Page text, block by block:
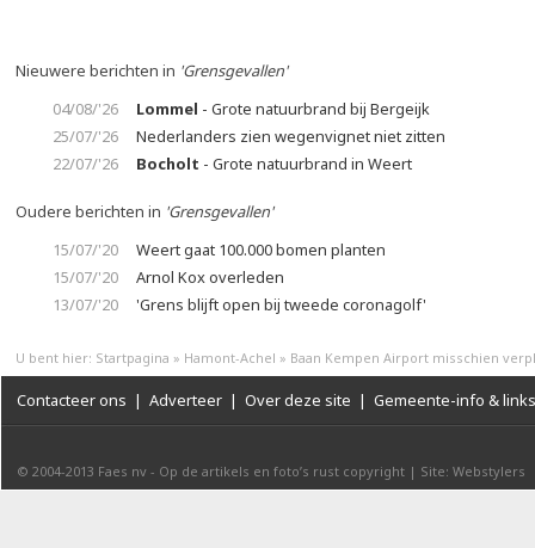
Nieuwere berichten in 'Grensgevallen'
04/08/'26
Lommel - Grote natuurbrand bij Bergeijk
25/07/'26
Nederlanders zien wegenvignet niet zitten
22/07/'26
Bocholt - Grote natuurbrand in Weert
Oudere berichten in 'Grensgevallen'
15/07/'20
Weert gaat 100.000 bomen planten
15/07/'20
Arnol Kox overleden
13/07/'20
'Grens blijft open bij tweede coronagolf'
U bent hier: Startpagina » Hamont-Achel » Baan Kempen Airport misschien
Contacteer ons | Adverteer | Over deze site | Gemeente-info & links
© 2004-2013 Faes nv - Op de artikels en foto’s rust copyright | Site: Webstylers